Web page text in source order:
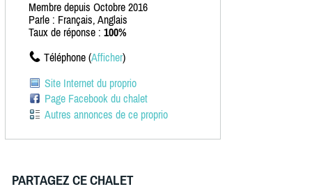
Membre depuis Octobre 2016
Parle : Français, Anglais
Taux de réponse : 100%
Téléphone (Afficher)
Site Internet du proprio
Page Facebook du chalet
Autres annonces de ce proprio
PARTAGEZ CE CHALET